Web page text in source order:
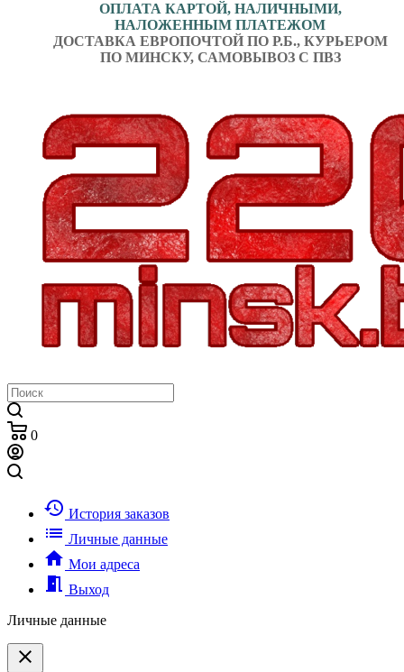
ОПЛАТА КАРТОЙ, НАЛИЧНЫМИ,
НАЛОЖЕННЫМ ПЛАТЕЖОМ
ДОСТАВКА ЕВРОПОЧТОЙ ПО Р.Б., КУРЬЕРОМ
ПО МИНСКУ, САМОВЫВОЗ С ПВЗ
0
history История заказов
list Личные данные
home Мои адреса
meeting_room Выход
Личные данные
clear